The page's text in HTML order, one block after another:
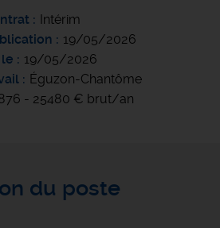
Intérim
19/05/2026
19/05/2026
Éguzon-Chantôme
- 25480 € brut/an
du poste